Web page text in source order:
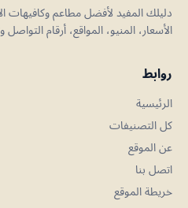
دليلك المفيد لأفضل مطاعم وكافيهات
الأسعار، المنيو، المواقع، أرقام التواصل
روابط
الرئيسية
كل التصنيفات
عن الموقع
اتصل بنا
خريطة الموقع